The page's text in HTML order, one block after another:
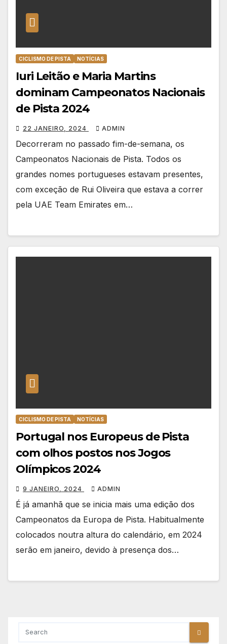
CICLISMO DE PISTA NOTÍCIAS
Iuri Leitão e Maria Martins
dominam Campeonatos Nacionais
de Pista 2024
22 JANEIRO, 2024 ADMIN
Decorreram no passado fim-de-semana, os
Campeonatos Nacionais de Pista. Todos os
grandes nomes portugueses estavam presentes,
com exceção de Rui Oliveira que estava a correr
pela UAE Team Emirates em…
CICLISMO DE PISTA NOTÍCIAS
Portugal nos Europeus de Pista
com olhos postos nos Jogos
Olímpicos 2024
9 JANEIRO, 2024 ADMIN
É já amanhã que se inicia mais uma edição dos
Campeonatos da Europa de Pista. Habitualmente
colocados noutra altura do calendário, em 2024
serão em janeiro, devido à presença dos…